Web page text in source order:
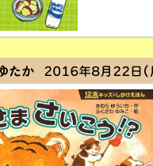
たか2016年8月22日(